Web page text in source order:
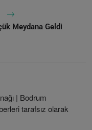
Meydana Geldi
| Bodrum
tarafsız olarak